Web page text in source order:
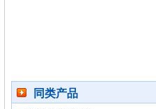
同类产品